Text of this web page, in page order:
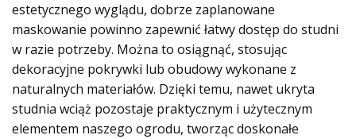
estetycznego wyglądu, dobrze zaplanowane
maskowanie powinno zapewnić łatwy dostęp do studni
w razie potrzeby. Można to osiągnąć, stosując
dekoracyjne pokrywki lub obudowy wykonane z
naturalnych materiałów. Dzięki temu, nawet ukryta
studnia wciąż pozostaje praktycznym i użytecznym
elementem naszego ogrodu, tworząc doskonałe